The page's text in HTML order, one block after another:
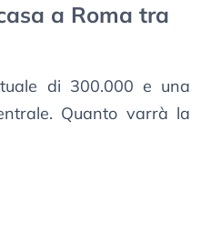
a Roma tra
di 300.000 e una
Quanto varrà la